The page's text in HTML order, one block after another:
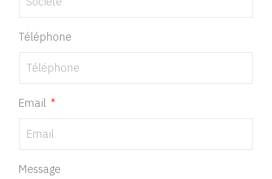
Téléphone
Email
Message